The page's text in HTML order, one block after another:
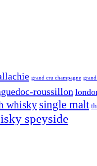
grand cru champagne
roussillon
whisky single malt
speyside